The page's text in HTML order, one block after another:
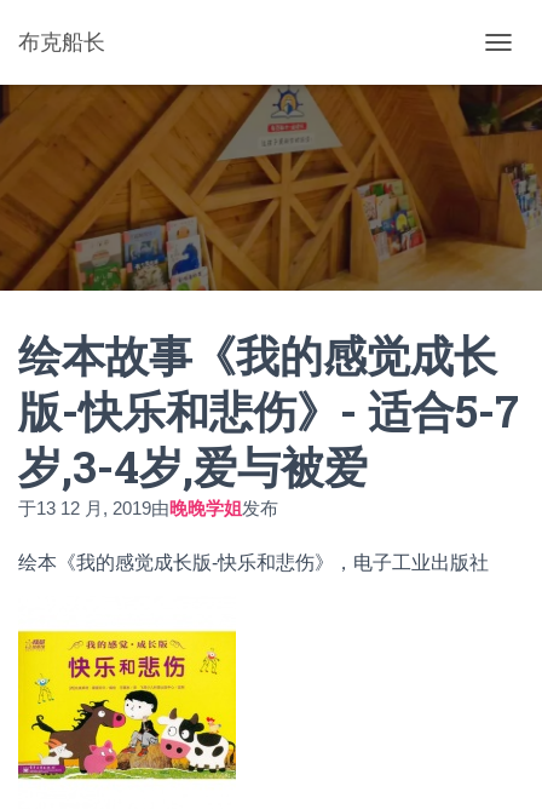
布克船长
换
航
绘本故事《我的感觉成长
版-快乐和悲伤》- 适合5-7
岁,3-4岁,爱与被爱
于13 12 月, 2019由晚晚学姐发布
绘本《我的感觉成长版-快乐和悲伤》，电子工业出版社